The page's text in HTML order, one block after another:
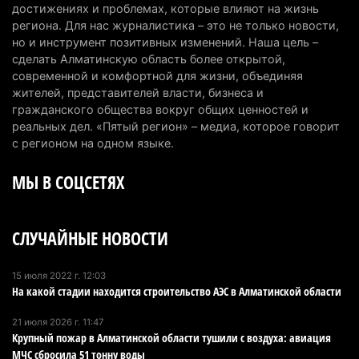
Проезд по БАКАД резко подорожал: в
Алматинской области начали действовать новые
тарифы
6 августа 2026 г. 14:36
Сильнейшие дзюдоисты мира приехали на
сборы в Алматинскую область
Первый раз с ИИ в первый класс: казахстанских
интеллекту
Казахстанцы назвали доход, при котором не
6 августа 2026 г. 09:52
достижениях и проблемах, которые влияют на жизнь
региона. Для нас журналистика – это не только новости,
но и инструмент позитивных изменений. Наша цель –
сделать Алматинскую область более открытой,
современной и комфортной для жизни, объединяя
жителей, представителей власти, бизнеса и
гражданского общества вокруг общих ценностей и
реальных дел. «Пятый регион» – медиа, которое говорит
с регионом на одном языке.
МЫ В СОЦСЕТЯХ
СЛУЧАЙНЫЕ НОВОСТИ
15 июля 2022 г. 12:03
На какой стадии находится строительство АЭС в Алматинской области
21 июля 2026 г. 11:47
Крупный пожар в Алматинской области тушили с воздуха: авиация
МЧС сбросила 51 тонну воды